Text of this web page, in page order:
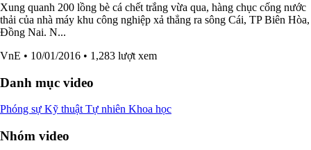
Xung quanh 200 lồng bè cá chết trắng vừa qua, hàng chục cống nước
thải của nhà máy khu công nghiệp xả thẳng ra sông Cái, TP Biên Hòa,
Đồng Nai. N...
VnE • 10/01/2016 • 1,283 lượt xem
Danh mục video
Phóng sự Kỹ thuật Tự nhiên Khoa học
Nhóm video